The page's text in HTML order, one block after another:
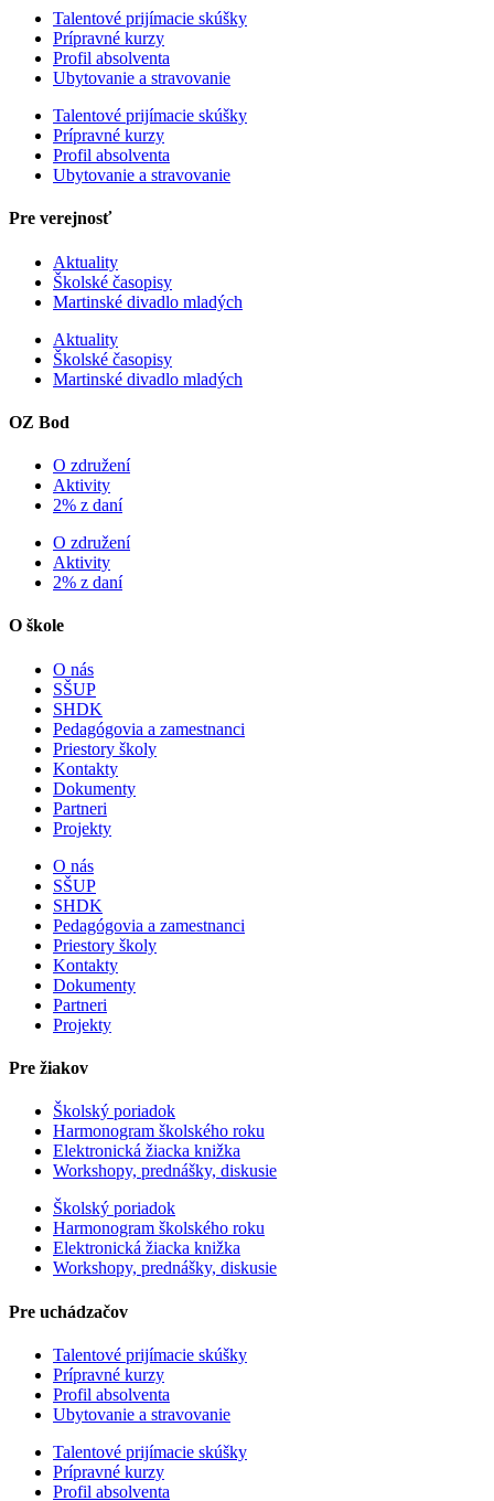
Talentové prijímacie skúšky
Prípravné kurzy
Profil absolventa
Ubytovanie a stravovanie
Talentové prijímacie skúšky
Prípravné kurzy
Profil absolventa
Ubytovanie a stravovanie
Pre verejnosť
Aktuality
Školské časopisy
Martinské divadlo mladých
Aktuality
Školské časopisy
Martinské divadlo mladých
OZ Bod
O združení
Aktivity
2% z daní
O združení
Aktivity
2% z daní
O škole
O nás
SŠUP
SHDK
Pedagógovia a zamestnanci
Priestory školy
Kontakty
Dokumenty
Partneri
Projekty
O nás
SŠUP
SHDK
Pedagógovia a zamestnanci
Priestory školy
Kontakty
Dokumenty
Partneri
Projekty
Pre žiakov
Školský poriadok
Harmonogram školského roku
Elektronická žiacka knižka
Workshopy, prednášky, diskusie
Školský poriadok
Harmonogram školského roku
Elektronická žiacka knižka
Workshopy, prednášky, diskusie
Pre uchádzačov
Talentové prijímacie skúšky
Prípravné kurzy
Profil absolventa
Ubytovanie a stravovanie
Talentové prijímacie skúšky
Prípravné kurzy
Profil absolventa